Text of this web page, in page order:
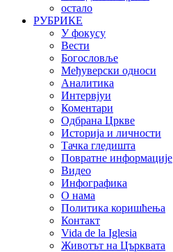
остало
РУБРИКЕ
У фокусу
Вести
Богословље
Међуверски односи
Аналитика
Интервјуи
Коментари
Одбрана Цркве
Историја и личности
Тачка гледишта
Повратне информације
Видео
Инфографика
О нама
Политика коришћења
Контакт
Vida de la Iglesia
Животът на Църквата